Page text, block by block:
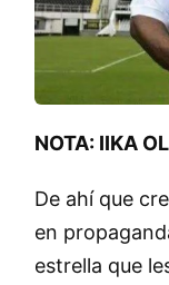
NOTA: IIKA
De ahí que
en
estrella que